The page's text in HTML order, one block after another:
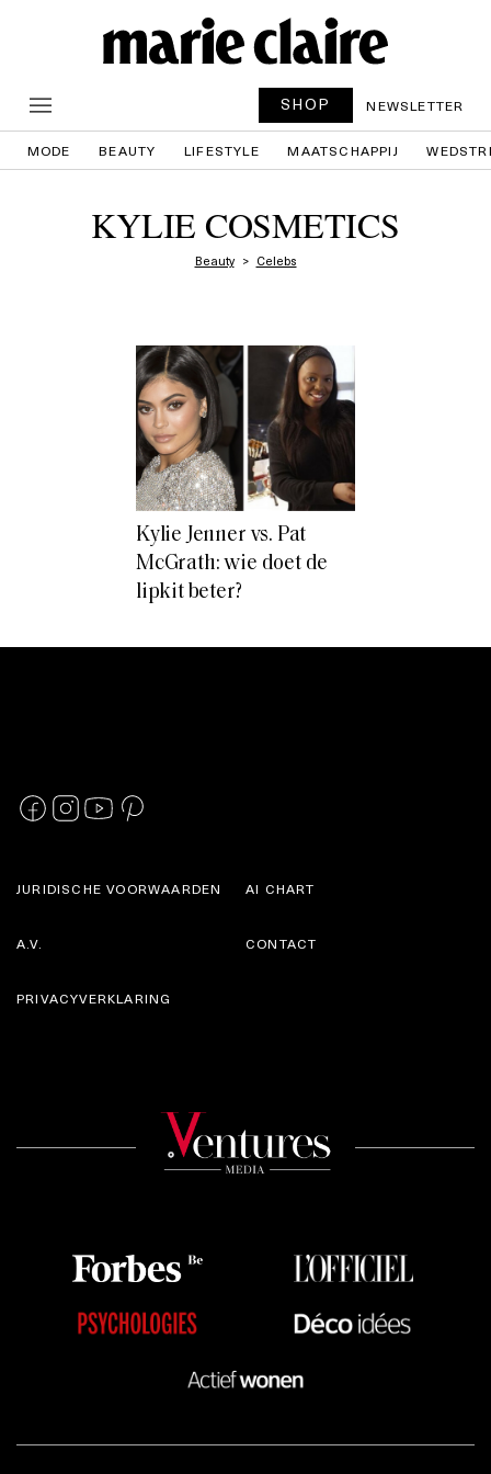
SHOP NEWSLETTER
MODE BEAUTY LIFESTYLE MAATSCHAPPIJ
KYLIE COSMETICS
Beauty Celebs
Kylie Jenner vs. Pat
McGrath: wie doet de
lipkit beter?
JURIDISCHE VOORWAARDEN
A.V.
AI CHART
CONTACT
PRIVACYVERKLARING